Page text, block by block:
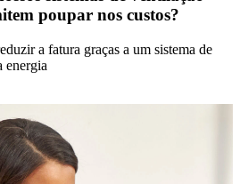
poupar nos custos?
a fatura graças a um sistema de
energia